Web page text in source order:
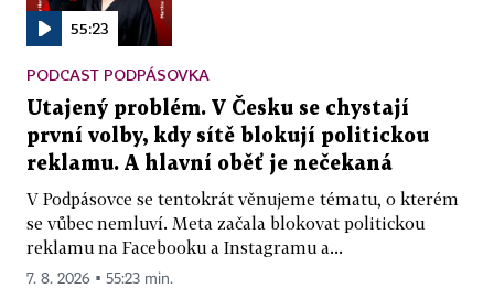
55:23
PODCAST PODPÁSOVKA
Utajený problém. V Česku se chystají
první volby, kdy sítě blokují politickou
reklamu. A hlavní oběť je nečekaná
V Podpásovce se tentokrát věnujeme tématu, o kterém
se vůbec nemluví. Meta začala blokovat politickou
reklamu na Facebooku a Instagramu a...
7. 8. 2026 ▪ 55:23 min.